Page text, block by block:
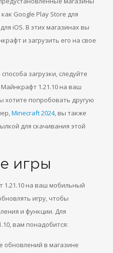
Google Play Store для
iOS. В этих магазинах вы
и загрузить его на свое
загрузки, следуйте
1.21.10 на ваш
хотите попробовать другую
Minecraft 2024, вы также
для скачивания этой
игры
1.21.10 на ваш мобильный
игру, чтобы
и функции. Для
вам понадобится:
обновлений в магазине